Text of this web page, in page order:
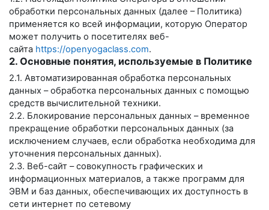
обработки персональных данных (далее – Политика)
применяется ко всей информации, которую Оператор
может получить о посетителях веб-
сайта https://openyogaclass.com.
2. Основные понятия, используемые в Политике
2.1. Автоматизированная обработка персональных
данных – обработка персональных данных с помощью
средств вычислительной техники.
2.2. Блокирование персональных данных – временное
прекращение обработки персональных данных (за
исключением случаев, если обработка необходима для
уточнения персональных данных).
2.3. Веб-сайт – совокупность графических и
информационных материалов, а также программ для
ЭВМ и баз данных, обеспечивающих их доступность в
сети интернет по сетевому